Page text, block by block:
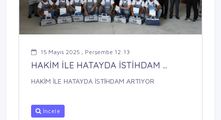
15 Mayıs 2025 , Perşembe 12:13
HAKİM İLE HATAYDA İSTİHDAM ...
HAKİM İLE HATAYDA İSTİHDAM ARTIYOR
İncele